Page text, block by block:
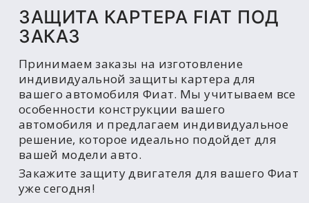
ЗАЩИТА КАРТЕРА FIAT ПОД
ЗАКАЗ
Принимаем заказы на изготовление
индивидуальной защиты картера для
вашего автомобиля Фиат. Мы учитываем все
особенности конструкции вашего
автомобиля и предлагаем индивидуальное
решение, которое идеально подойдет для
вашей модели авто.
Закажите защиту двигателя для вашего Фиат
уже сегодня!